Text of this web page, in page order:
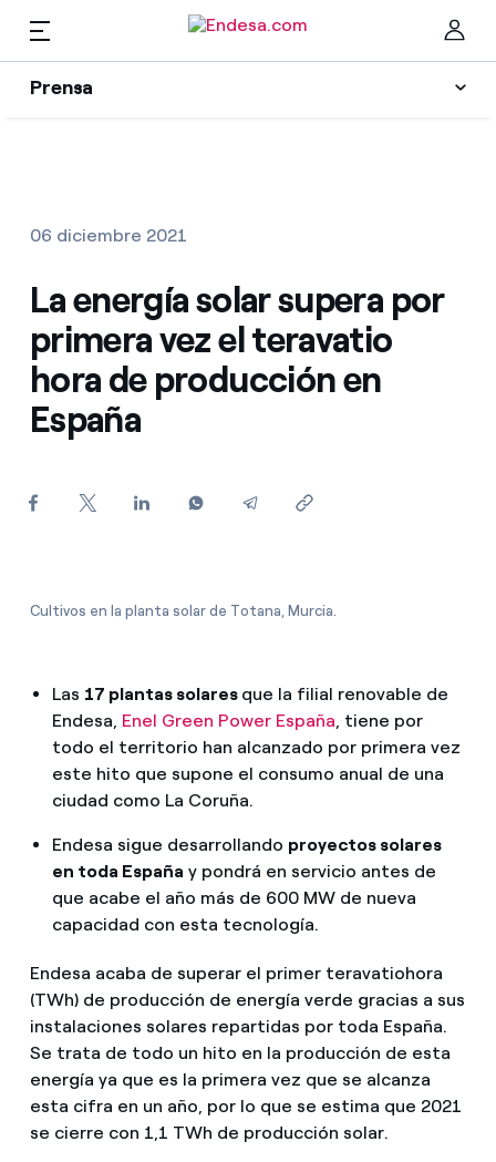
Prensa
Prensa
Encuentra la tarifa que más te conviene
Compara nuestras tarifas de empresa y ahorra
¿Cómo ver mis facturas de Endesa?
¿Has recibido una oferta para cambiar de
Ofertas para autónomos y Pymes
¿Gestionas varias comunidades de propietarios?
Recursos
Colecciones
Contactos prensa
La cara e
ES
06 diciembre 2021
La energía solar supera por
primera vez el teravatio
hora de producción en
España
Cultivos en la planta solar de Totana, Murcia.
Las 17 plantas solares que la filial renovable de
Endesa, Enel Green Power España, tiene por
todo el territorio han alcanzado por primera vez
este hito que supone el consumo anual de una
ciudad como La Coruña.
Endesa sigue desarrollando proyectos solares
en toda España y pondrá en servicio antes de
que acabe el año más de 600 MW de nueva
capacidad con esta tecnología.
Endesa acaba de superar el primer teravatiohora
(TWh) de producción de energía verde gracias a sus
instalaciones solares repartidas por toda España.
Se trata de todo un hito en la producción de esta
energía ya que es la primera vez que se alcanza
esta cifra en un año, por lo que se estima que 2021
se cierre con 1,1 TWh de producción solar.